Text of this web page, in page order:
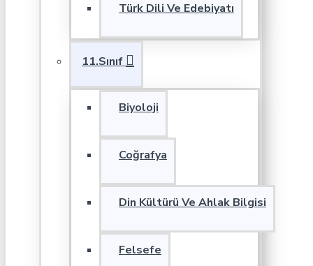
Türk Dili Ve Edebiyatı
11.Sınıf
Biyoloji
Coğrafya
Din Kültürü Ve Ahlak Bilgisi
Felsefe